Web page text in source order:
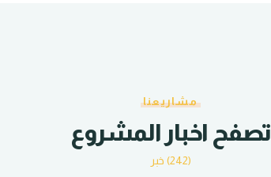
مشاريعنا
تصفح اخبار المشروع
(242) خبر